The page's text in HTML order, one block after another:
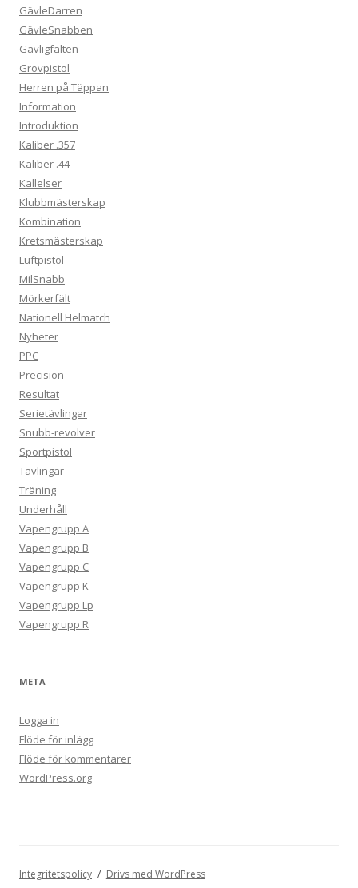
GävleDarren
GävleSnabben
Gävligfälten
Grovpistol
Herren på Täppan
Information
Introduktion
Kaliber .357
Kaliber .44
Kallelser
Klubbmästerskap
Kombination
Kretsmästerskap
Luftpistol
MilSnabb
Mörkerfält
Nationell Helmatch
Nyheter
PPC
Precision
Resultat
Serietävlingar
Snubb-revolver
Sportpistol
Tävlingar
Träning
Underhåll
Vapengrupp A
Vapengrupp B
Vapengrupp C
Vapengrupp K
Vapengrupp Lp
Vapengrupp R
META
Logga in
Flöde för inlägg
Flöde för kommentarer
WordPress.org
Integritetspolicy Drivs med WordPress